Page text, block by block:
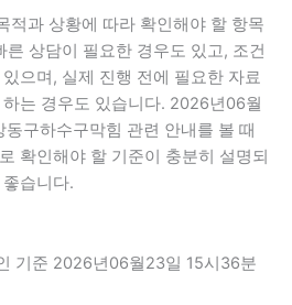
적과 상황에 따라 확인해야 할 항목
상담이 필요한 경우도 있고, 조건
으며, 실제 진행 전에 필요한 자료
는 경우도 있습니다. 2026년06월
구하수구막힘 관련 안내를 볼 때
확인해야 할 기준이 충분히 설명되
습니다.
기준 2026년06월23일 15시36분